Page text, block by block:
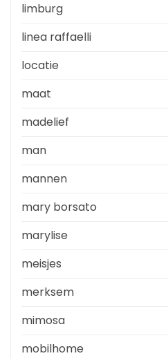
limburg
linea raffaelli
locatie
maat
madelief
man
mannen
mary borsato
marylise
meisjes
merksem
mimosa
mobilhome